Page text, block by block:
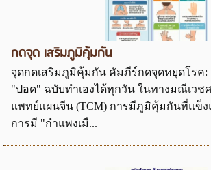
กดจุด เสริมภูมิคุ้มกัน
จุดกดเสริมภูมิคุ้มกัน คัมภีร์กดจุดหยุดโรค:
"ปอด" ฉบับทำเองได้ทุกวัน ในทางมณีเวช
แพทย์แผนจีน (TCM) การมีภูมิคุ้มกันที่แข็ง
การมี "กำแพงเมื...